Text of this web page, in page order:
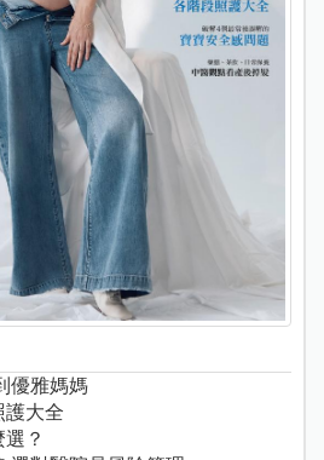
優雅媽媽
護大全
？